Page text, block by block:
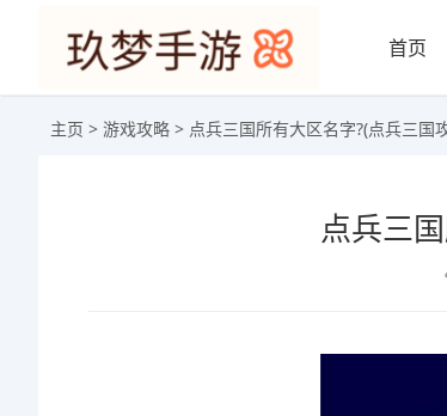
首页
主页 > 游戏攻略 > 点兵三国所有大区名字?(点兵三国
点兵三